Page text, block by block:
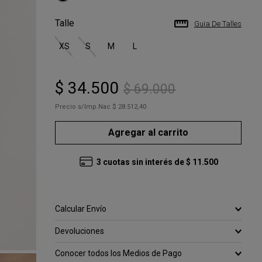
Talle
XS S M
Guia De Talles
$ 34.500 $ 69.000
Precio s/Imp.Nac $ 28.512,40
Agregar al carrito
3 cuotas sin interés de $ 11 .500
Calcular Envío
Devoluciones
Conocer todos los Medios de Pago